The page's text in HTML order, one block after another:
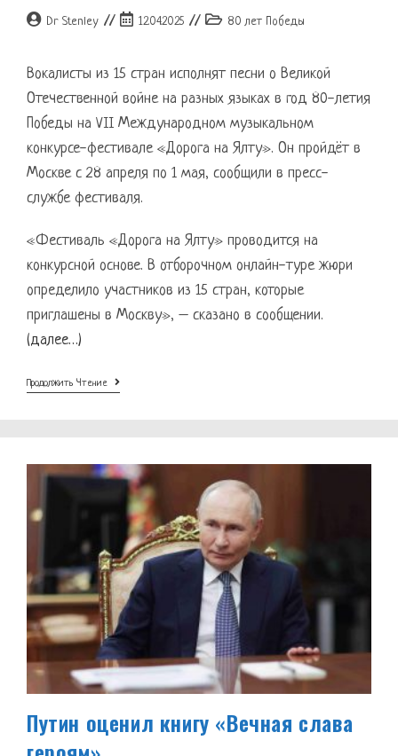
АвторDr Stenley
Запись12.04.2025
Рубрика80 лет Победы
Вокалисты из 15 стран исполнят песни о Великой
Отечественной войне на разных языках в год 80-летия
Победы на VII Международном музыкальном
конкурсе-фестивале «Дорога на Ялту». Он пройдёт в
Москве с 28 апреля по 1 мая, сообщили в пресс-
службе фестиваля.
«Фестиваль «Дорога на Ялту» проводится на
конкурсной основе. В отборочном онлайн-туре жюри
определило участников из 15 стран, которые
приглашены в Москву», – сказано в сообщении.
(далее…)
Продолжить ЧтениеВ
Москве
Фестиваль
«Дорога
Ялту»
Путин оценил книгу «Вечная слава